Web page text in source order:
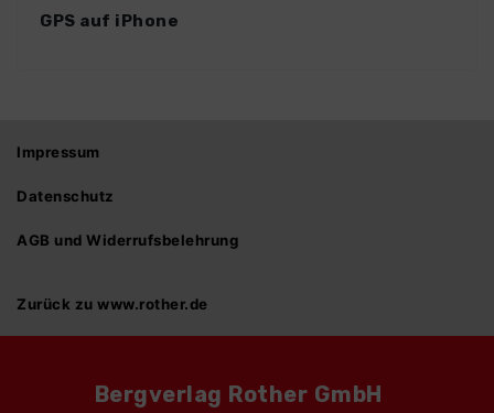
GPS auf iPhone
Impressum
Datenschutz
AGB und Widerrufsbelehrung
Zurück zu www.rother.de
Bergverlag Rother GmbH